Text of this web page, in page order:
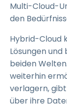
Multi-Cloud-
den
Hybrid-Cloud
Lösungen
beiden
weiterhin
verlagern,
über ihre